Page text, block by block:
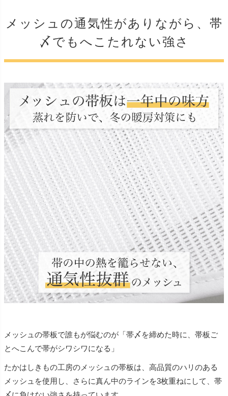
メッシュの通気性がありながら、帯
〆でもへこたれない強さ
メッシュの帯板で誰もが悩むのが「帯〆を締めた時に、帯板ご
とへこんで帯がシワシワになる」
たかはしきもの工房のメッシュの帯板は、高品質のハリのある
メッシュを使用し、さらに真ん中のラインを3枚重ねにして、帯